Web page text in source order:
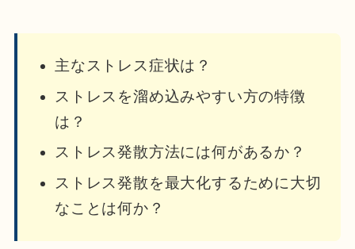
主なストレス症状は？
ストレスを溜め込みやすい方の特徴
は？
ストレス発散方法には何があるか？
ストレス発散を最大化するために大切
なことは何か？